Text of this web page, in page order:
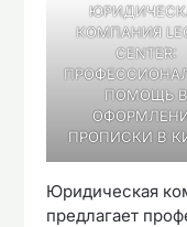
КОМПАНИЯ
CENTER:
ПОМОЩЬ В
ПРОПИСКИ В
Юридическая
предлагает